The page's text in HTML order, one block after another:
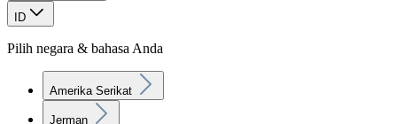
ID
Pilih negara & bahasa Anda
Amerika Serikat
Jerman